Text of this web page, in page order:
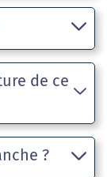
de ce
?